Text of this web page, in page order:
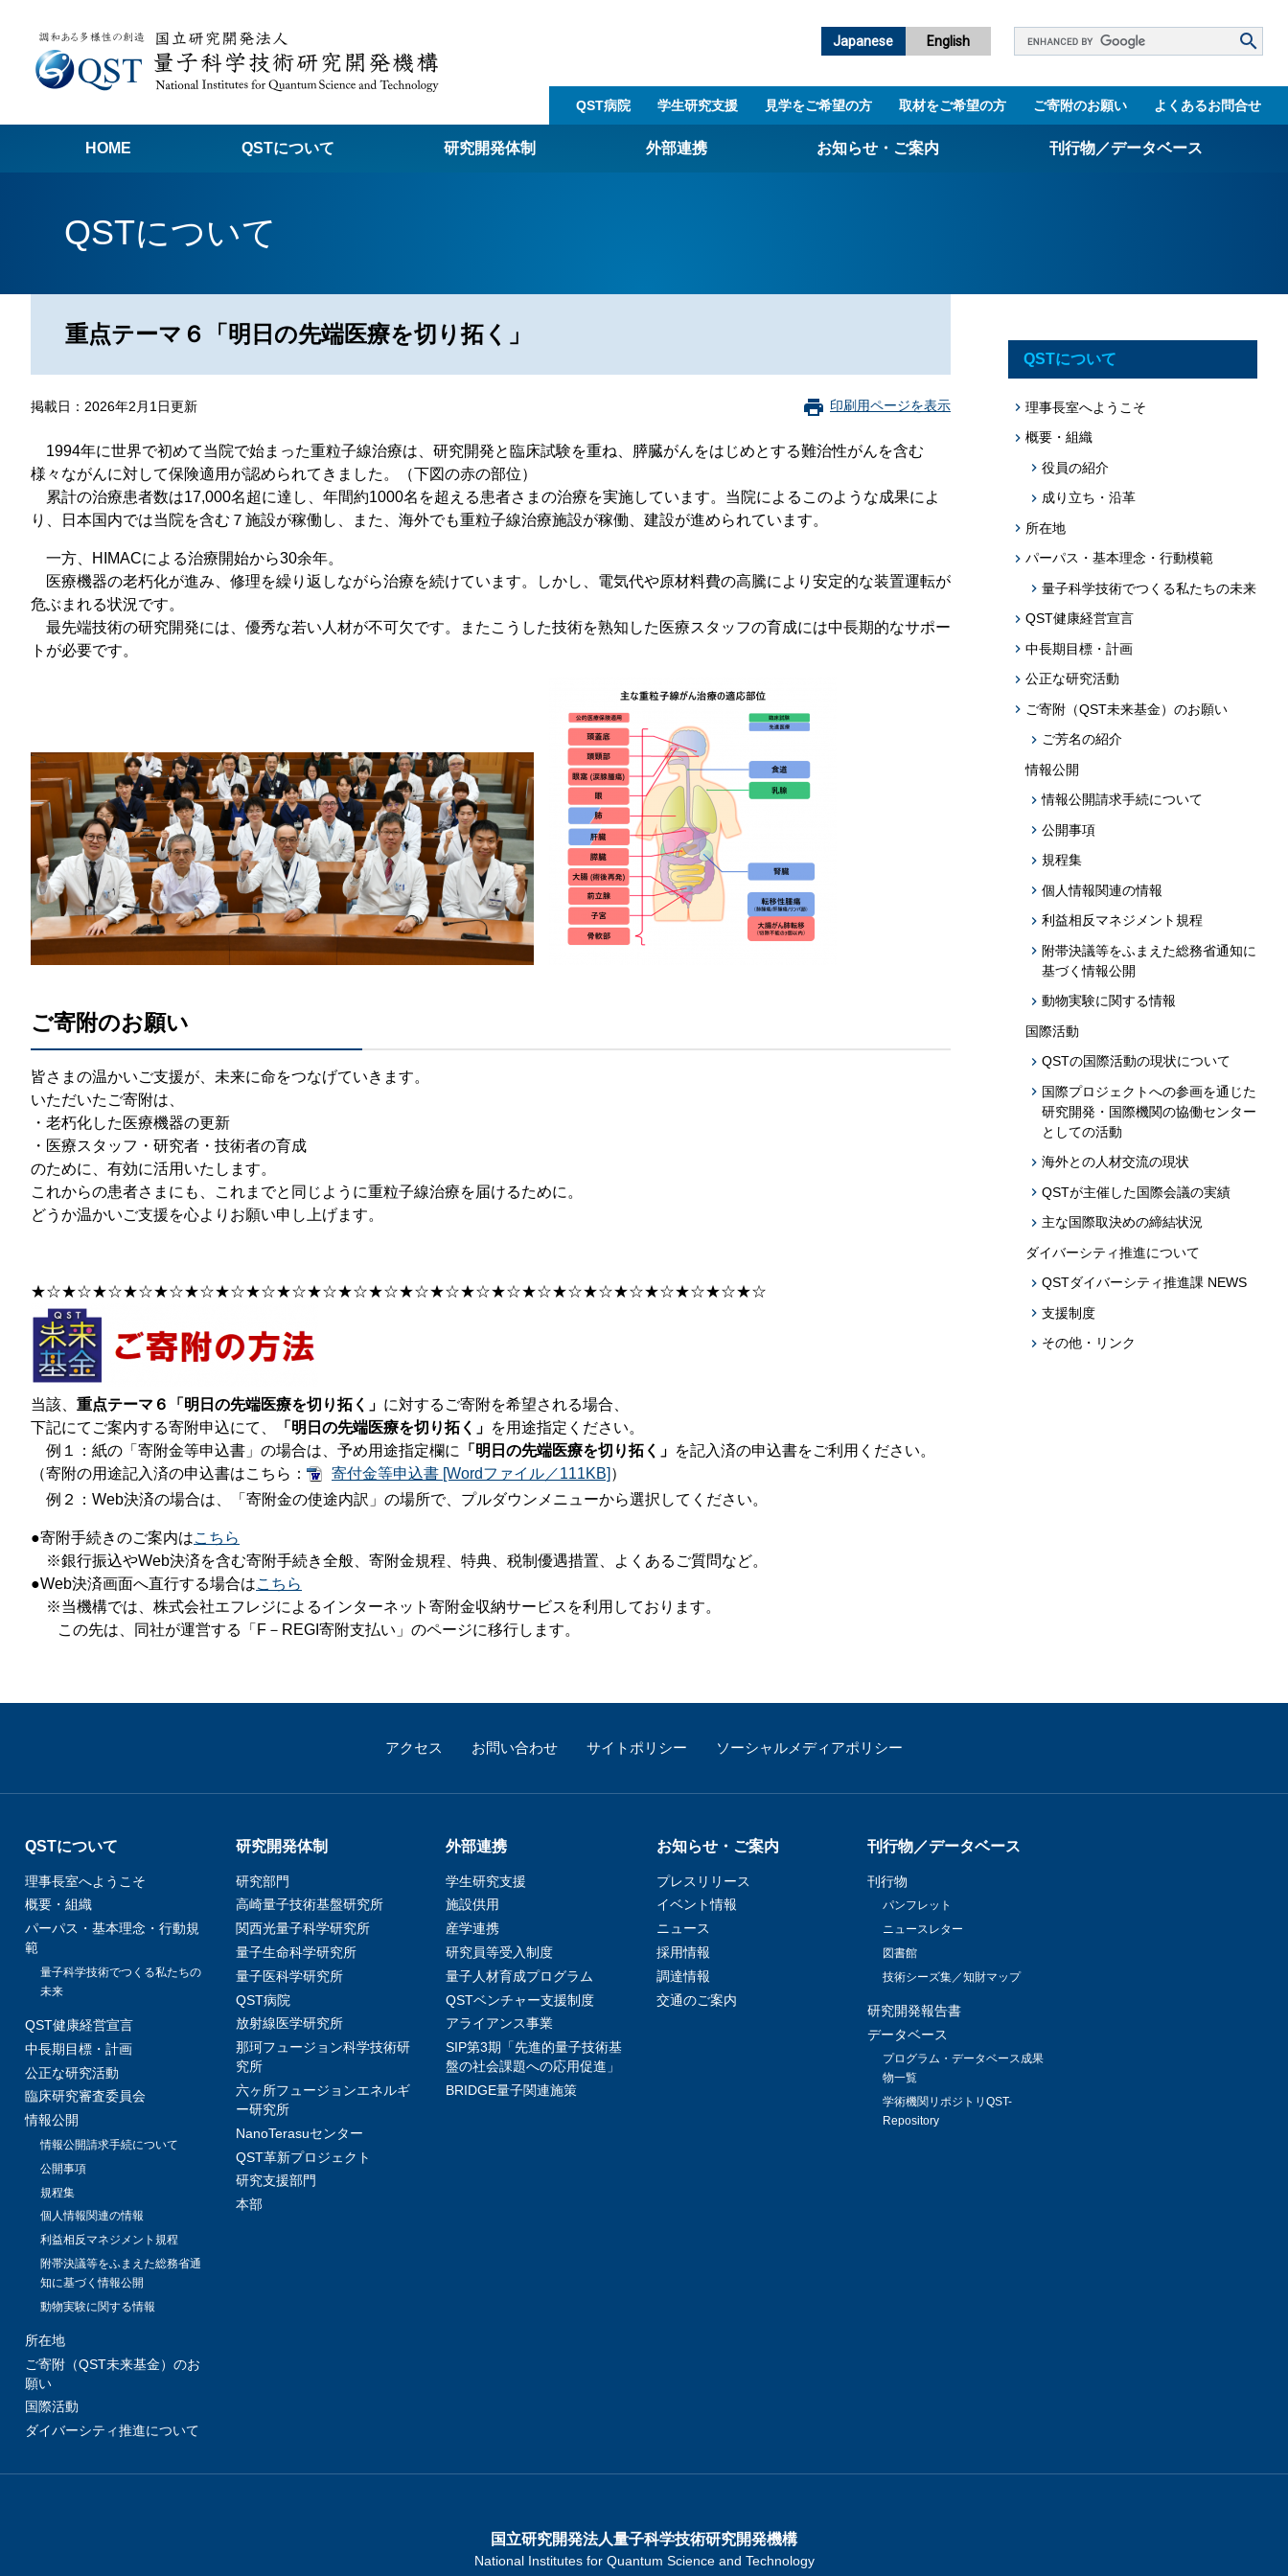
Japanese English
Google
ス
QST病院 学生研究支援​ 見学をご希望の方 取材をご希望の方 ご寄附のお願い よくあるお問合せ
HOME QSTについて
情報公開請求手続について
公開事項
個人情報関連の情報
利益相反マネジメント規程
研究開発体制
量子医科学研究所
六ヶ所フュージョンエネルギー研究所
NanoTerasuセンター
本部
外部連携
進」
BRIDGE量子関連施策
お知らせ・ご案内 刊行物／データベース
技術シーズ集／知財マップ
プログラム・データベース成果物一覧
学術機関リポジトリQST-Repository
QSTについて
重点テーマ６「明日の先端医療を切り拓く」
掲載日：2026年2月1日更新 印刷用ページを表示
1994年に世界で初めて当院で始まった重粒子線治療は、研究開発と臨床試験を重ね、膵臓がんをはじめとする難治性がんを含む
様々ながんに対して保険適用が認められてきました。（下図の赤の部位）
累計の治療患者数は17,000名超に達し、年間約1000名を超える患者さまの治療を実施しています。当院によるこのような成果によ
り、日本国内では当院を含む７施設が稼働し、また、海外でも重粒子線治療施設が稼働、建設が進められています。
一方、HIMACによる治療開始から30余年。
医療機器の老朽化が進み、修理を繰り返しながら治療を続けています。しかし、電気代や原材料費の高騰により安定的な装置運転が
危ぶまれる状況です。
最先端技術の研究開発には、優秀な若い人材が不可欠です。またこうした技術を熟知した医療スタッフの育成には中長期的なサポー
トが必要です。
ご寄附のお願い
​皆さまの温かいご支援が、未来に命をつなげていきます。
いただいたご寄附は、​​
・老朽化した医療機器の更新​
・医療スタッフ・研究者・技術者の育成​
​のために、有効に活用いたします。​​
これからの患者さまにも、これまでと同じように重粒子線治療を届けるために。​
​どうか温かいご支援を心よりお願い申し上げます。
​★☆★☆​★☆​★☆​★☆​★☆​★☆​★☆​★☆​★☆​★☆​★☆​★☆​★☆​★☆​★☆​★☆​★☆​★☆​★☆​★☆​★☆​★☆​★☆
​当該、 重点テーマ６「明日の先端医療を切り拓く」 に対するご寄附を希望される場合、
下記にてご案内する寄附申込にて、
「明日の先端医療を切り拓く」 を用途指定ください。
例１：紙の「寄附金等申込書」の場合は、予め用途指定欄に
「明日の先端医療を切り拓く」 を記入済の申込書をご利用ください。
（寄附の用途記入済の申込書はこちら：
寄付金等申込書 [Wordファイル／111KB] ）
例２：Web決済の場合は、「寄附金の使途内訳」の場所で、プルダウンメニューから選択してください。
​​●寄附手続きのご案内はこちら
※​銀行振込やWeb決済を含む寄附手続き全般、寄附金規程、特典、税制優遇措置、よくあるご質問など。
●Web決済画面へ直行する場合はこちら
※当機構では、株式会社エフレジによるインターネット寄附金収納サービスを利用しております。
この先は、同社が運営する「F－REGI寄附支払い」のページに移行します。
QSTについて
理事長室へようこそ
概要・組織
役員の紹介
成り立ち・沿革
所在地
パーパス・基本理念・行動模範
量子科学技術でつくる私たちの未来
QST健康経営宣言
中長期目標・計画
公正な研究活動
ご寄附（QST未来基金）のお願い
ご芳名の紹介
情報公開
情報公開請求手続について
公開事項
規程集
個人情報関連の情報
利益相反マネジメント規程
附帯決議等をふまえた総務省通知に
基づく情報公開
動物実験に関する情報
国際活動
QSTの国際活動の現状について
国際プロジェクトへの参画を通じた
研究開発・国際機関の協働センター
としての活動
海外との人材交流の現状
QSTが主催した国際会議の実績
主な国際取決めの締結状況
ダイバーシティ推進について
QSTダイバーシティ推進課 NEWS
支援制度
その他・リンク
アクセス お問い合わせ サイトポリシー ソーシャルメディアポリシー
QSTについて
理事長室へようこそ
概要・組織
パーパス・基本理念・行動規
範
量子科学技術でつくる私たちの
未来
QST健康経営宣言
中長期目標・計画
公正な研究活動
臨床研究審査委員会
情報公開
情報公開請求手続について
公開事項
規程集
個人情報関連の情報
利益相反マネジメント規程
附帯決議等をふまえた総務省通
知に基づく情報公開
動物実験に関する情報
所在地
ご寄附（QST未来基金）のお
願い
国際活動
ダイバーシティ推進について
研究開発体制
研究部門
高崎量子技術基盤研究所
関西光量子科学研究所
量子生命科学研究所
量子医科学研究所
QST病院
放射線医学研究所
那珂フュージョン科学技術研
究所
六ヶ所フュージョンエネルギ
ー研究所
NanoTerasuセンター
QST革新プロジェクト
研究支援部門
本部
外部連携
学生研究支援​
施設供用
産学連携
研究員等受入制度
量子人材育成プログラム
QSTベンチャー支援制度
アライアンス事業
SIP第3期「先進的量子技術基
盤の社会課題への応用促進」
BRIDGE量子関連施策
お知らせ・ご案内
プレスリリース
イベント情報
ニュース
採用情報
調達情報
交通のご案内
刊行物／データベース
刊行物
パンフレット
ニュースレター
図書館
技術シーズ集／知財マップ
研究開発報告書
データベース
プログラム・データベース成果
物一覧
学術機関リポジトリQST-
Repository
国立研究開発法人量子科学技術研究開発機構
National Institutes for Quantum Science and Technology